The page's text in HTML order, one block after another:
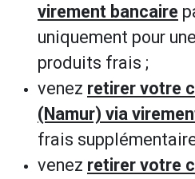
virement bancaire
uniquement pour
produits frais ;
venez retirer votre
(Namur) via
frais
venez retirer votre